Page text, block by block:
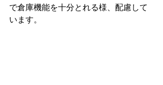
で倉庫機能を十分とれる様、配慮して
います。